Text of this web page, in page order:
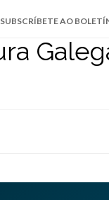
SUBSCRÍBETE AO